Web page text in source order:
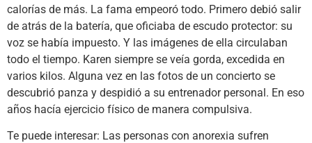
calorías de más. La fama empeoró todo. Primero debió salir
de atrás de la batería, que oficiaba de escudo protector: su
voz se había impuesto. Y las imágenes de ella circulaban
todo el tiempo. Karen siempre se veía gorda, excedida en
varios kilos. Alguna vez en las fotos de un concierto se
descubrió panza y despidió a su entrenador personal. En eso
años hacía ejercicio físico de manera compulsiva.
Te puede interesar: Las personas con anorexia sufren